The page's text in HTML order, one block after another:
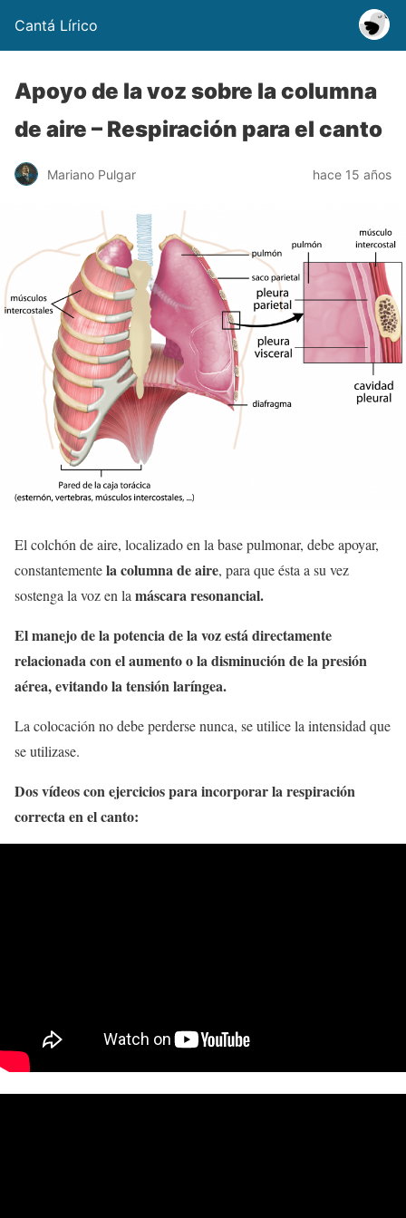
Cantá Lírico
Apoyo de la voz sobre la columna
de aire – Respiración para el canto
Mariano Pulgar hace 15 años
El colchón de aire, localizado en la base pulmonar, debe apoyar,
constantementela columna de aire, para que ésta a su vez
sostenga la voz en la máscara resonancial.
El manejo de la potencia de la voz está directamente
relacionada con el aumento o la disminución de la presión
aérea, evitando la tensión laríngea.
La colocación no debe perderse nunca, se utilice la intensidad que
se utilizase.
Dos vídeos con ejercicios para incorporar la respiración
correcta en el canto: